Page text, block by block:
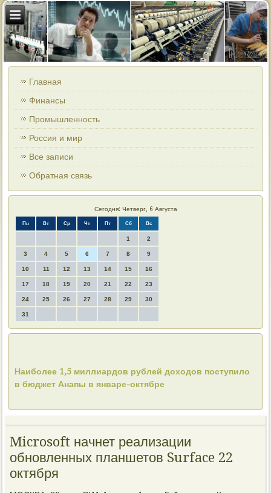
Главная
Финансы
Промышленность
Россия и мир
Все записи
Обратная связь
Сегодня: Четверг, 6 Августа
Пн Вт Ср Чт Пт Сб Вс
1 2
3 4 5 6 7 8 9
10 11 12 13 14 15 16
17 18 19 20 21 22 23
24 25 26 27 28 29 30
31
Наиболее 1,5 миллиардов рублей доходов поступило
в бюджет Анапы в январе-октябре
Microsoft начнет реализации
обновленных планшетов Surface 22
октября